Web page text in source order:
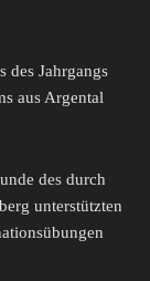
des Jahrgangs
aus Argental
des durch
unterstützten